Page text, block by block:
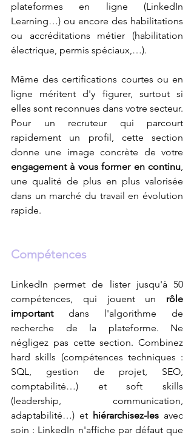
plateformes en ligne (LinkedIn
Learning…) ou encore des habilitations
ou accréditations métier (habilitation
électrique, permis spéciaux,…).
Même des certifications courtes ou en
ligne méritent d'y figurer, surtout si
elles sont reconnues dans votre secteur.
Pour un recruteur qui parcourt
rapidement un profil, cette section
engagement à vous former en continu,
une qualité de plus en plus valorisée
dans un marché du travail en évolution
rapide.
Compétences
LinkedIn permet de lister jusqu'à 50
compétences, qui jouent un rôle
important dans l'algorithme de
recherche de la plateforme. Ne
négligez pas cette section. Combinez
hard skills (compétences techniques :
SQL, gestion de projet, SEO,
comptabilité…) et soft skills
(leadership, communication,
adaptabilité…) et hiérarchisez-les avec
soin : LinkedIn n'affiche par défaut que